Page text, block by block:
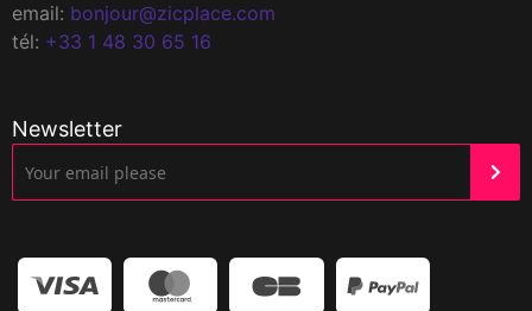
email: bonjour@zicplace.com
tél: +33 1 48 30 65 16
Newsletter